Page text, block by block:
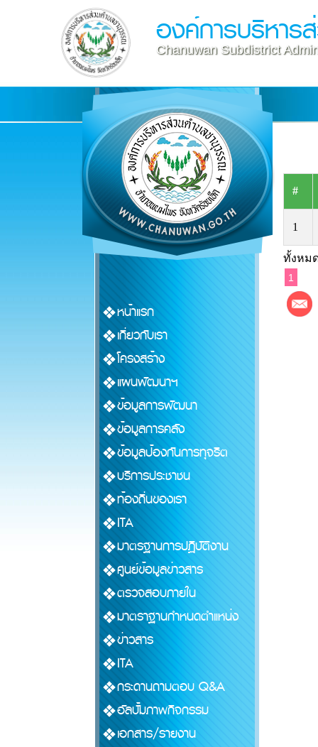
องค์การบริหาร
Chanuwan Subdistrict
หน้าแรก
เกี่ยวกับเรา
โครงสร้าง
แผนพัฒนาฯ
ข้อมูลการพัฒนา
ข้อมูลการคลัง
ข้อมูลป้องกันการทุจริต
บริการประชาชน
ท้องถิ่นของเรา
ITA
มาตรฐานการปฏิบัติงาน
ศูนย์ข้อมูลข่าวสาร
ตรวจสอบภายใน
มาตราฐานกำหนดตำแหน่ง
ข่าวสาร
ITA
กระดานถามตอบ Q&A
อัลบั้มภาพกิจกรรม
เอกสาร/รายงาน
#
1
ทั้งหม
1